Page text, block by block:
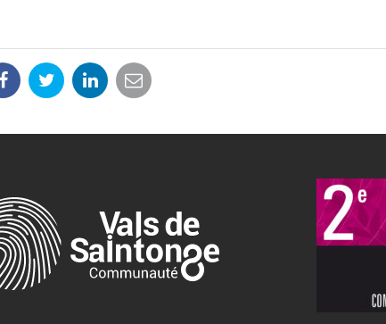
Partager
Facebook
Partager
Twitter
Partager
LinkedIn
Partager
email